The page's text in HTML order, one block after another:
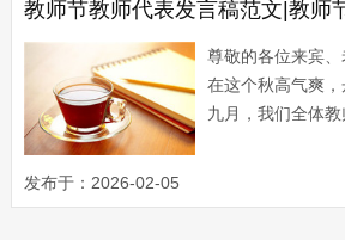
泪...
教师节教师代表发言稿范文|教师
尊敬的各位来宾
在这个秋高气爽
九月，我们全体
体教师，向一直
位来宾表示衷心
发布于：2026-02-05